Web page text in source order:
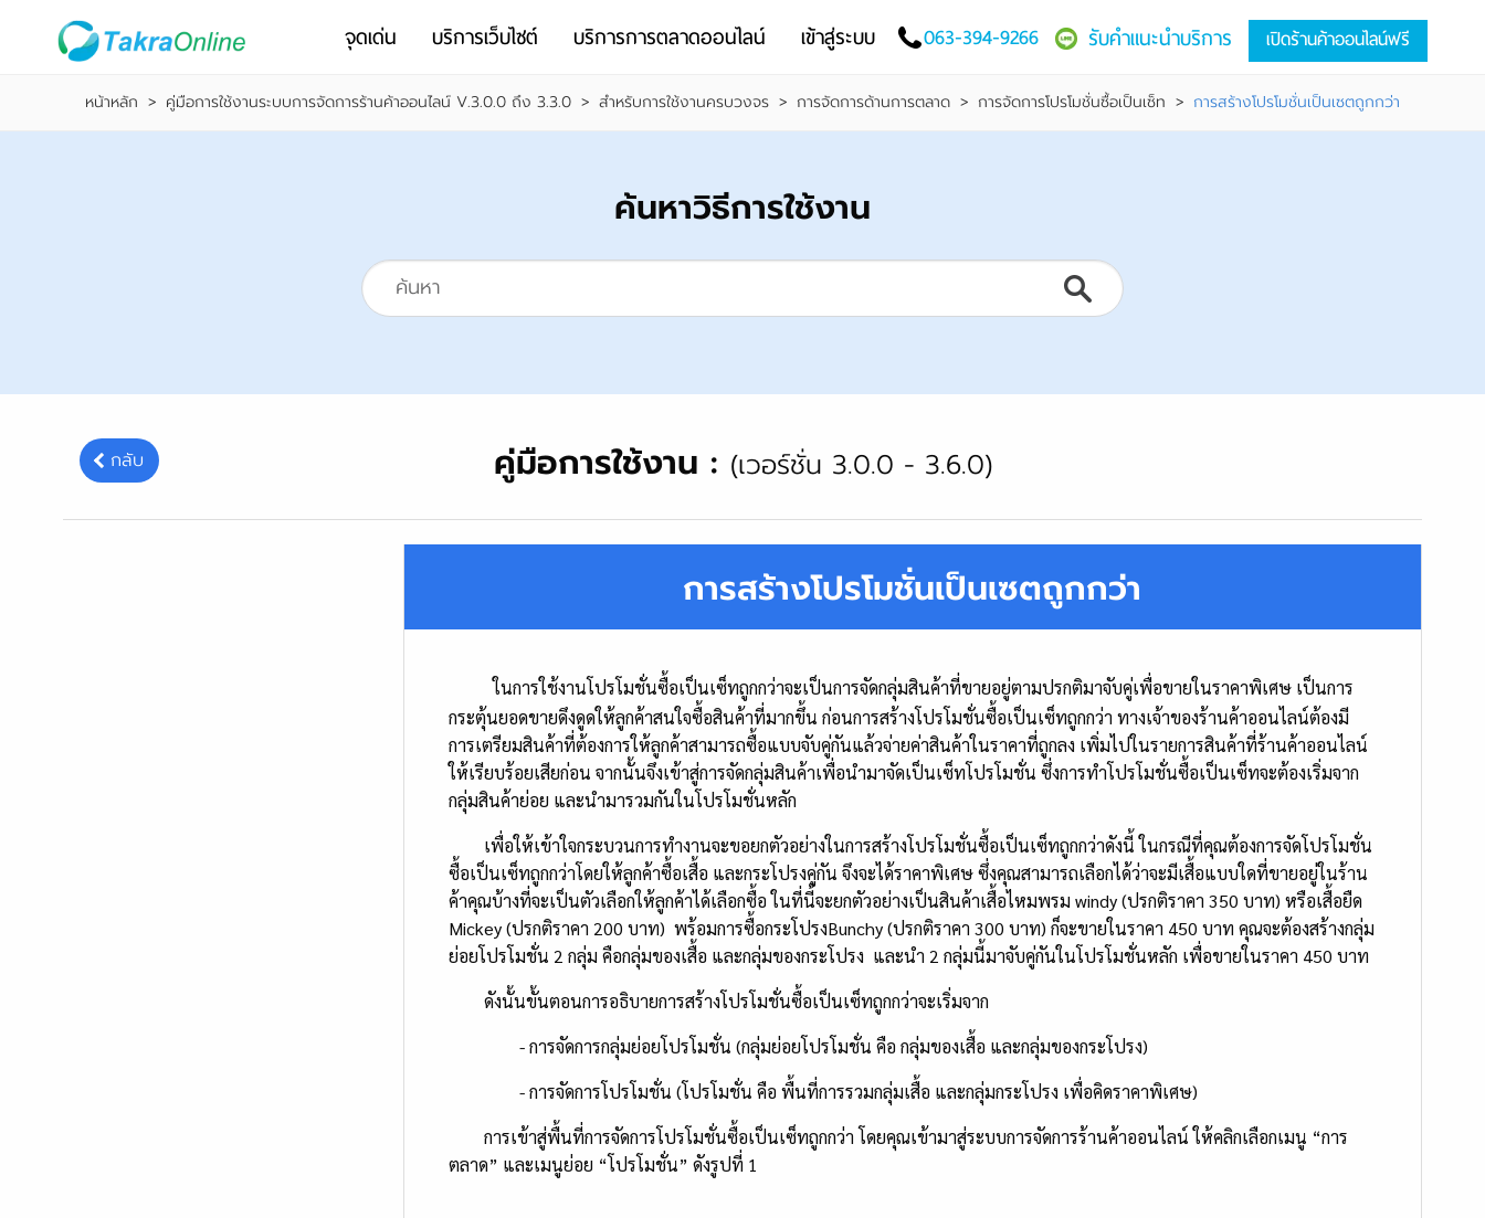
เปิดร้านค้าออนไลน์ฟรี
รับคำแนะนำบริการ
063-394-9266
จุดเด่น บริการเว็บไซต์ บริการการตลาดออนไลน์ เข้าสู่ระบบ
หน้าหลัก > คู่มือการใช้งานระบบการจัดการร้านค้าออนไลน์ V.3.0.0 ถึง 3.3.0 > สำหรับการใช้งานครบวงจร > การจัดการด้านการตลาด > การจัดการโปรโมชั่นซื้อเป็นเซ็ท > การสร้างโปรโมชั่นเป็นเซตถูกกว่า
ค้นหาวิธีการใช้งาน
กลับ คู่มือการใช้งาน : (เวอร์ชั่น 3.0.0 - 3.6.0)
การสร้างโปรโมชั่นเป็นเซตถูกกว่า
ในการใช้งานโปรโมชั่นซื้อเป็นเซ็ทถูกกว่าจะเป็นการจัดกลุ่มสินค้าที่ขายอยู่ตามปรกติมาจับคู่เพื่อขายในราคาพิเศษ เป็นการ
กระตุ้นยอดขายดึงดูดให้ลูกค้าสนใจซื้อสินค้าที่มากขึ้น ก่อนการสร้างโปรโมชั่นซื้อเป็นเซ็ทถูกกว่า ทางเจ้าของร้านค้าออนไลน์ต้องมี
การเตรียมสินค้าที่ต้องการให้ลูกค้าสามารถซื้อแบบจับคู่กันแล้วจ่ายค่าสินค้าในราคาที่ถูกลง เพิ่มไปในรายการสินค้าที่ร้านค้าออนไลน์
ให้เรียบร้อยเสียก่อน จากนั้นจึงเข้าสู่การจัดกลุ่มสินค้าเพื่อนำมาจัดเป็นเซ็ทโปรโมชั่น ซึ่งการทำโปรโมชั่นซื้อเป็นเซ็ทจะต้องเริ่มจาก
กลุ่มสินค้าย่อย และนำมารวมกันในโปรโมชั่นหลัก
เพื่อให้เข้าใจกระบวนการทำงานจะขอยกตัวอย่างในการสร้างโปรโมชั่นซื้อเป็นเซ็ทถูกกว่าดังนี้ ในกรณีที่คุณต้องการจัดโปรโมชั่น
ซื้อเป็นเซ็ทถูกกว่าโดยให้ลูกค้าซื้อเสื้อ และกระโปรงคู่กัน จึงจะได้ราคาพิเศษ ซึ่งคุณสามารถเลือกได้ว่าจะมีเสื้อแบบใดที่ขายอยู่ในร้าน
ค้าคุณบ้างที่จะเป็นตัวเลือกให้ลูกค้าได้เลือกซื้อ ในที่นี้จะยกตัวอย่างเป็นสินค้าเสื้อไหมพรม windy (ปรกติราคา 350 บาท) หรือเสื้อยืด
Mickey (ปรกติราคา 200 บาท) พร้อมการซื้อกระโปรงBunchy (ปรกติราคา 300 บาท) ก็จะขายในราคา 450 บาท คุณจะต้องสร้างกลุ่ม
ย่อยโปรโมชั่น 2 กลุ่ม คือกลุ่มของเสื้อ และกลุ่มของกระโปรง และนำ 2 กลุ่มนี้มาจับคู่กันในโปรโมชั่นหลัก เพื่อขายในราคา 450 บาท
ดังนั้นขั้นตอนการอธิบายการสร้างโปรโมชั่นซื้อเป็นเซ็ทถูกกว่าจะเริ่มจาก
- การจัดการกลุ่มย่อยโปรโมชั่น (กลุ่มย่อยโปรโมชั่น คือ กลุ่มของเสื้อ และกลุ่มของกระโปรง)
- การจัดการโปรโมชั่น (โปรโมชั่น คือ พื้นที่การรวมกลุ่มเสื้อ และกลุ่มกระโปรง เพื่อคิดราคาพิเศษ)
การเข้าสู่พื้นที่การจัดการโปรโมชั่นซื้อเป็นเซ็ทถูกกว่า โดยคุณเข้ามาสู่ระบบการจัดการร้านค้าออนไลน์ ให้คลิกเลือกเมนู “การ
ตลาด” และเมนูย่อย “โปรโมชั่น” ดังรูปที่ 1